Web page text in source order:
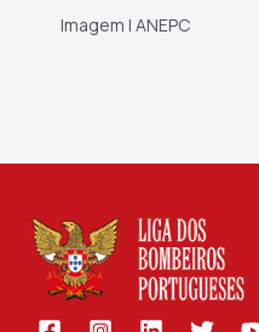
Imagem | ANEPC